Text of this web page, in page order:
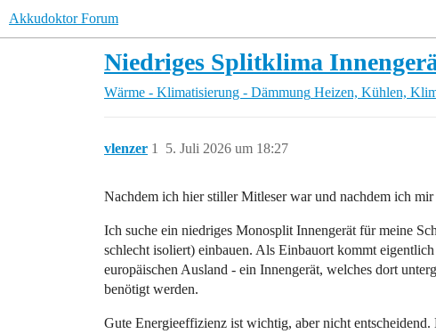
Akkudoktor Forum
Niedriges Splitklima
Wärme - Klimatisierung - Dämmung Heizen, Kühlen,
vlenzer 5. Juli 2026 um 18:27
1
Nachdem ich hier stiller Mitleser war und nachdem ich
Ich suche ein niedriges Monosplit Innengerät für meine
schlecht isoliert) einbauen. Als Einbauort kommt
europäischen Ausland - ein Innengerät, welches dort
benötigt werden.
Gute Energieeffizienz ist wichtig, aber nicht